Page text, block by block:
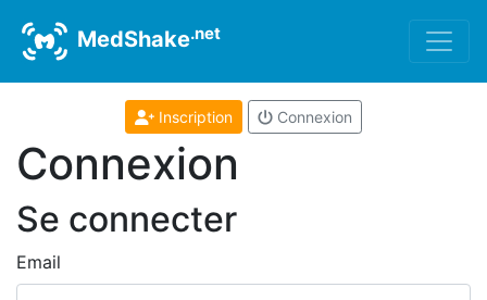
MedShake.net
Inscription Connexion
Connexion
Se connecter
Email